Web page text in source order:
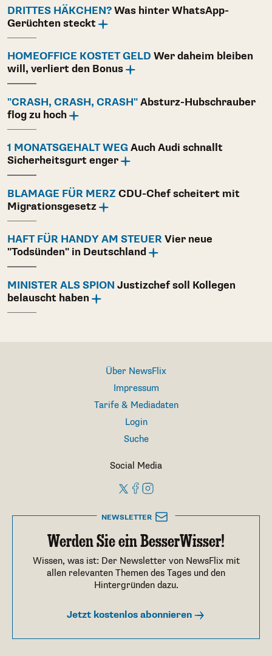
DRITTES HÄKCHEN? Was hinter WhatsApp-
Gerüchten steckt
HOMEOFFICE KOSTET GELD Wer daheim bleiben
will, verliert den Bonus
"CRASH, CRASH, CRASH" Absturz-Hubschrauber
flog zu hoch
1 MONATSGEHALT WEG Auch Audi schnallt
Sicherheitsgurt enger
BLAMAGE FÜR MERZ CDU-Chef scheitert mit
Migrationsgesetz
HAFT FÜR HANDY AM STEUER Vier neue
"Todsünden" in Deutschland
MINISTER ALS SPION Justizchef soll Kollegen
belauscht haben
Über NewsFlix
Impressum
Tarife & Mediadaten
Login
Suche
Social Media
NEWSLETTER
Werden Sie ein BesserWisser!
Wissen, was ist: Der Newsletter von NewsFlix mit
allen relevanten Themen des Tages und den
Hintergründen dazu.
Jetzt kostenlos abonnieren